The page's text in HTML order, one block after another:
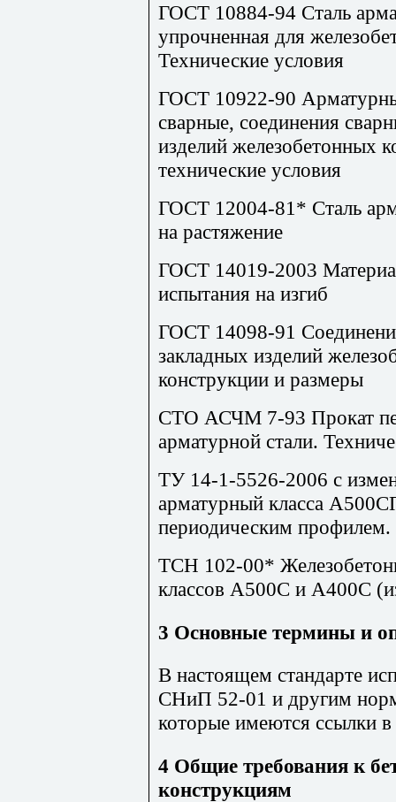
ГОСТ 10884-94 Сталь
упрочненная для
Технические условия
ГОСТ 10922-90
сварные, соединения
изделий железобетонных
технические условия
ГОСТ 12004-81* Сталь
на растяжение
ГОСТ 14019-2003
испытания на изгиб
ГОСТ 14098-91
закладных изделий
конструкции и размеры
СТО АСЧМ 7-93 Прокат
арматурной стали.
ТУ 14-1-5526-2006 с
арматурный класса
периодическим профилем.
ТСН 102-00*
классов А500С и А400С
3 Основные термины и
В настоящем стандарте
СНиП 52-01 и другим
которые имеются ссылки в
4 Общие требования к
конструкциям